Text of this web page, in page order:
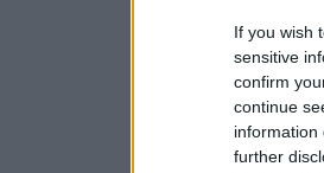
If you wish
sensitive
confirm
continue
information
further